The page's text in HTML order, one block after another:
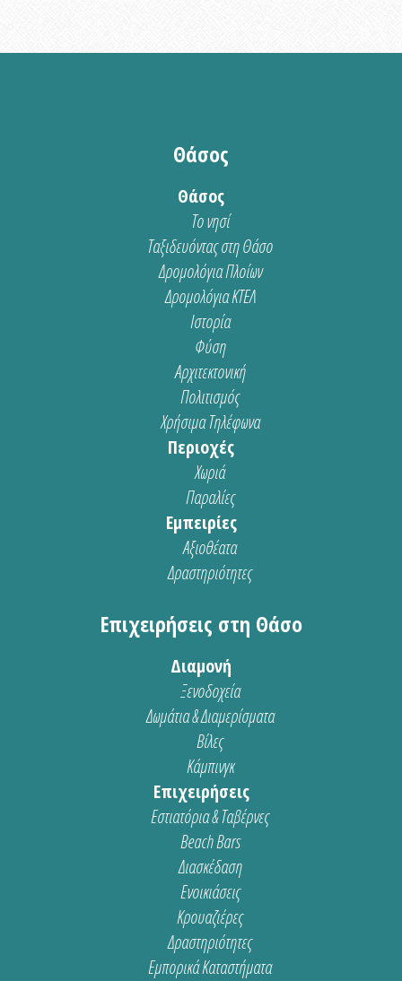
Θάσος
Θάσος
Το νησί
Ταξιδευόντας στη Θάσο
Δρομολόγια Πλοίων
Δρομολόγια ΚΤΕΛ
Ιστορία
Φύση
Αρχιτεκτονική
Πολιτισμός
Χρήσιμα Τηλέφωνα
Περιοχές
Χωριά
Παραλίες
Εμπειρίες
Αξιοθέατα
Δραστηριότητες
Επιχειρήσεις στη Θάσο
Διαμονή
Ξενοδοχεία
Δωμάτια & Διαμερίσματα
Βίλες
Κάμπινγκ
Επιχειρήσεις
Εστιατόρια & Ταβέρνες
Beach Bars
Διασκέδαση
Ενοικιάσεις
Κρουαζιέρες
Δραστηριότητες
Εμπορικά Καταστήματα